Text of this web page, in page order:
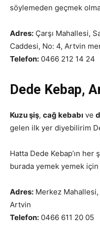
söylemeden geçmek
Adres: Çarşı Mahallesi,
Caddesi, No: 4, Artvin
Telefon: 0466 212 14 24
Dede Kebap,
Kuzu şiş, cağ kebabı ve
gelen ilk yer diyebilirim
Hatta Dede Kebap’ın
burada yemek yemek
Adres: Merkez
Artvin
Telefon: 0466 611 20 05